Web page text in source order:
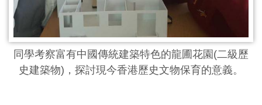
同學考察富有中國傳統建築特色的龍圃花園(二級歷
史建築物)，探討現今香港歷史文物保育的意義。